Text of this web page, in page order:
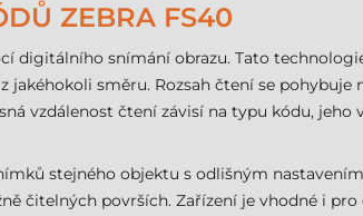
ZEBRA FS40
digitálního snímání obrazu. Tato
směru. Rozsah čtení se pohybuje
vzdálenost čtení závisí na typu kódu, jeho
stejného objektu s odlišným
čitelných površích. Zařízení je vhodné i